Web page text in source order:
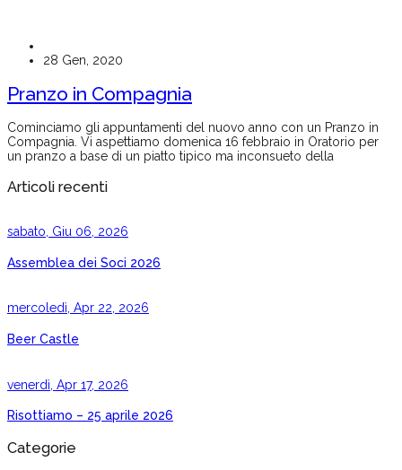
28 Gen, 2020
Pranzo in Compagnia
Cominciamo gli appuntamenti del nuovo anno con un Pranzo in
Compagnia. Vi aspettiamo domenica 16 febbraio in Oratorio per
un pranzo a base di un piatto tipico ma inconsueto della
Articoli recenti
sabato, Giu 06, 2026
Assemblea dei Soci 2026
mercoledì, Apr 22, 2026
Beer Castle
venerdì, Apr 17, 2026
Risottiamo – 25 aprile 2026
Categorie